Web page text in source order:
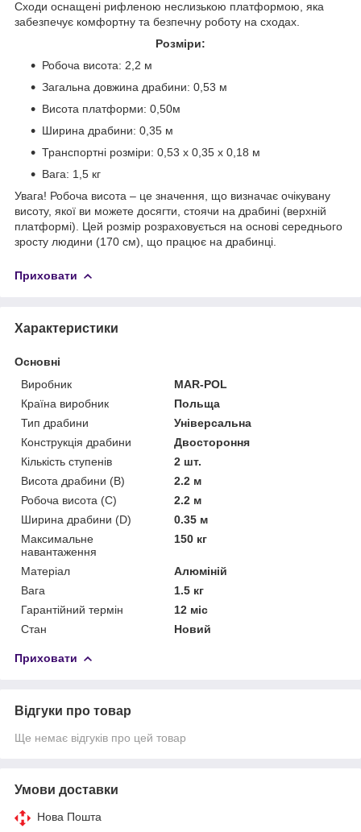
Сходи оснащені рифленою неслизькою платформою, яка
забезпечує комфортну та безпечну роботу на сходах.
Розміри:
Робоча висота: 2,2 м
Загальна довжина драбини: 0,53 м
Висота платформи: 0,50м
Ширина драбини: 0,35 м
Транспортні розміри: 0,53 х 0,35 х 0,18 м
Вага: 1,5 кг
Увага! Робоча висота – це значення, що визначає очікувану
висоту, якої ви можете досягти, стоячи на драбині (верхній
платформі). Цей розмір розраховується на основі середнього
зросту людини (170 см), що працює на драбинці.
Приховати
Характеристики
Основні
Виробник
MAR-POL
Країна виробник
Польща
Тип драбини
Універсальна
Конструкція драбини
Двостороння
Кількість ступенів
2 шт.
Висота драбини (В)
2.2 м
Робоча висота (С)
2.2 м
Ширина драбини (D)
0.35 м
Максимальне
навантаження
150 кг
Матеріал
Алюміній
Вага
1.5 кг
Гарантійний термін
12 міс
Стан
Новий
Приховати
Відгуки про товар
Ще немає відгуків про цей товар
Умови доставки
Нова Пошта